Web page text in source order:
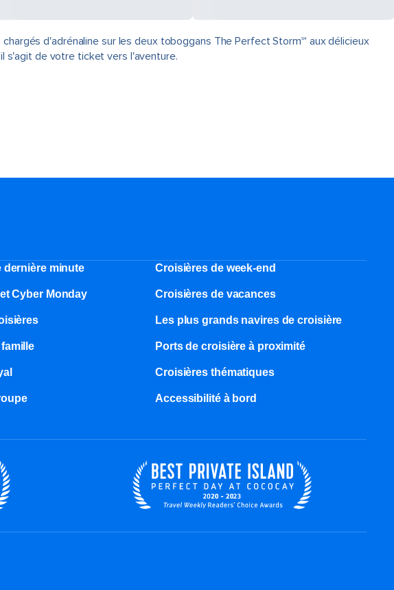
d'adrénaline sur les deux toboggans The Perfect Storm℠ aux délicieux
s'agit de votre ticket vers l'aventure.
dernière minute Croisières de week-end
Cyber Monday Croisières de vacances
Les plus grands navires de croisière
Ports de croisière à proximité
Croisières thématiques
Accessibilité à bord​